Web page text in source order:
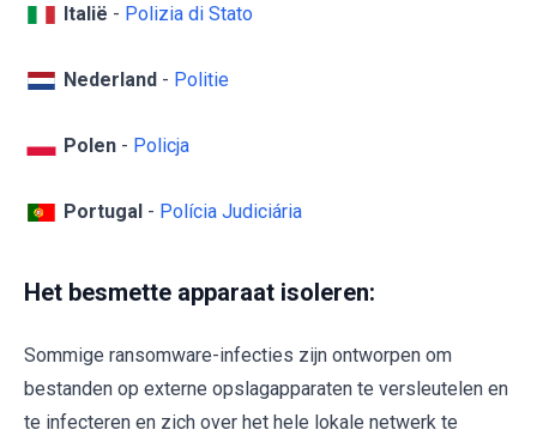
Italië - Polizia di Stato
Nederland - Politie
Polen - Policja
Portugal - Polícia Judiciária
Het besmette apparaat isoleren:
Sommige ransomware-infecties zijn ontworpen om
bestanden op externe opslagapparaten te versleutelen en
te infecteren en zich over het hele lokale netwerk te